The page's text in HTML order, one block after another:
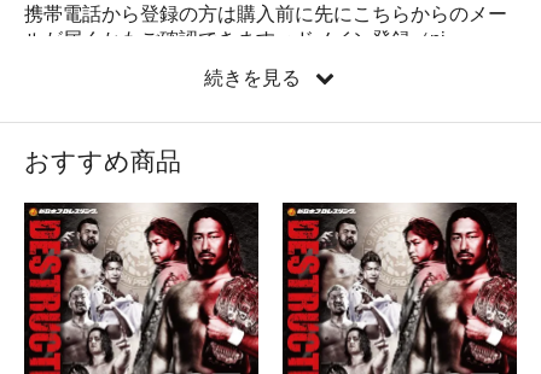
携帯電話から登録の方は購入前に先にこちらからのメー
ルが届くかもご確認できます＜ドメイン登録（nj-
お手数ですが、「nj-kikaku.com」のドメイン指定受信の
送りする際 メールアドレス「order@nj-kikaku.com」の
アドレスよりお客様にメールを送信しております。
指定受信設定（ドメイン設定・メール受信拒否設定）な
どをされている場合 当ショップからのご連絡メールが届
かない場合がございます。
続きを見る
おすすめ商品